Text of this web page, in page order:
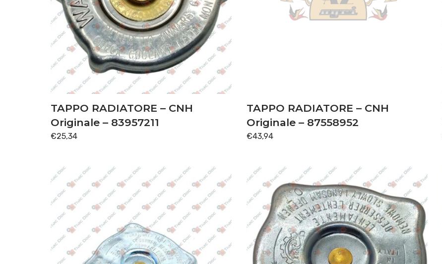
IMPIANTO IDRAULICO (33)
MOTORE(208)
POMPE(75)
PONTE ANTERIORE(17)
TRASMISSIONE(142)
TAPPO RADIATORE – CNH
Originale – 83957211
€25,34
TAPPO RADIATORE – CNH
Originale – 87558952
€43,94